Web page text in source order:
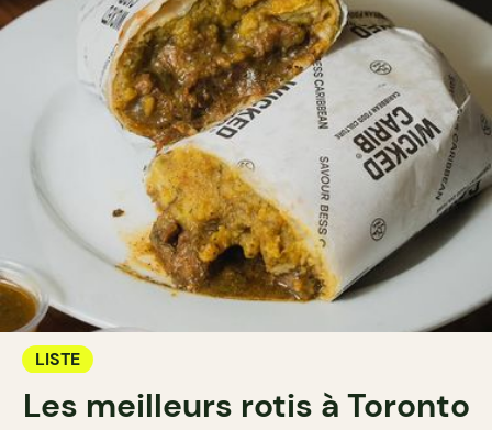
LISTE
Les meilleurs rotis à Toronto